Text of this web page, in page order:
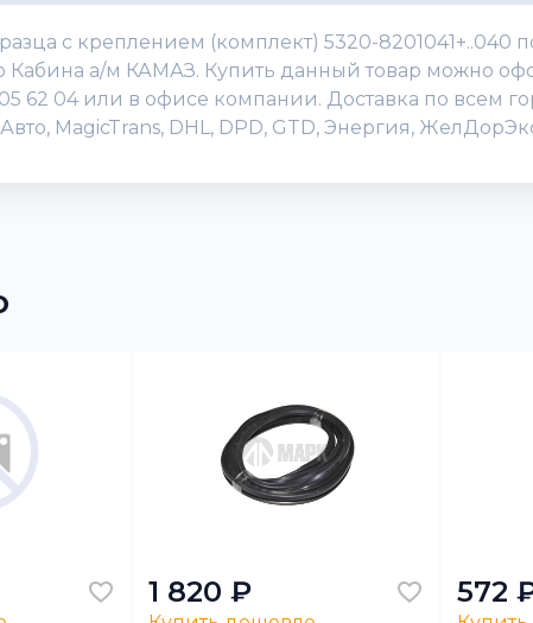
с креплением (комплект) 5320-8201041+..040
Кабина а/м КАМАЗ. Купить данный товар можно
62 04 или в офисе компании. Доставка по всем
MagicTrans, DHL, DPD, GTD, Энергия,
1 820 ₽ 572